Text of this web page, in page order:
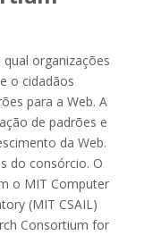
organizações
o cidadãos
para a Web. A
de padrões e
da Web.
do consórcio. O
o MIT Computer
(MIT CSAIL)
Consortium for